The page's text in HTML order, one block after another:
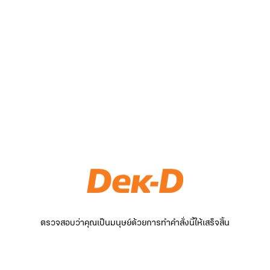
ตรวจสอบว่าคุณเป็นมนุษย์ด้วยการทำคำสั่งนี้ให้เสร็จสิ้น